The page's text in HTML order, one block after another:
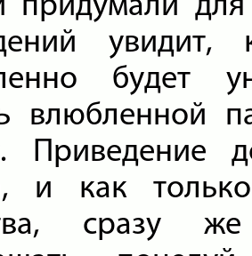
будет
влюбленной
Приведение
и как
сразу